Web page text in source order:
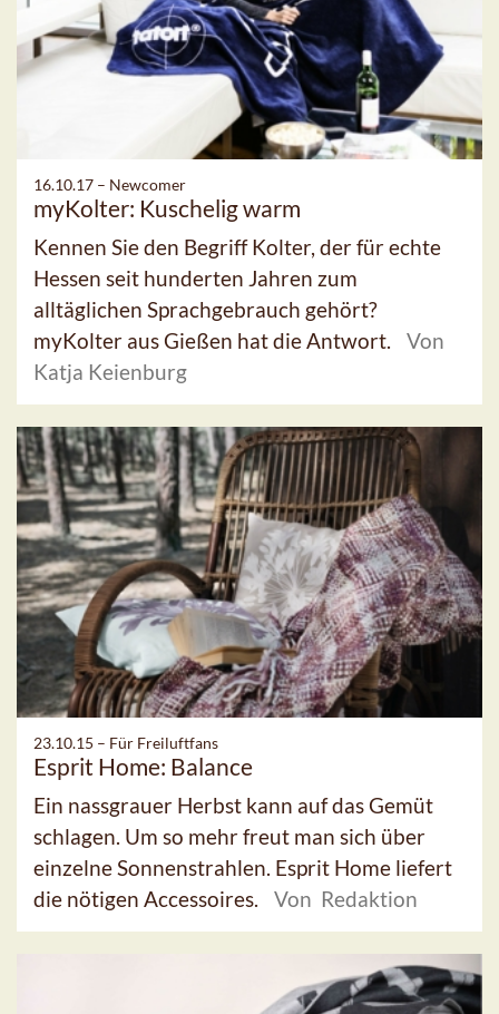
16.10.17 – Newcomer
myKolter: Kuschelig warm
Kennen Sie den Begriff Kolter, der für echte
Hessen seit hunderten Jahren zum
alltäglichen Sprachgebrauch gehört?
myKolter aus Gießen hat die Antwort.
Von
Katja Keienburg
23.10.15 – Für Freiluftfans
Esprit Home: Balance
Ein nassgrauer Herbst kann auf das Gemüt
schlagen. Um so mehr freut man sich über
einzelne Sonnenstrahlen. Esprit Home liefert
die nötigen Accessoires.
Von Redaktion